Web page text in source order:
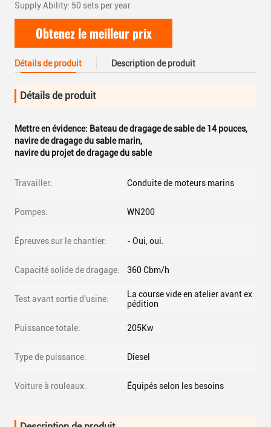
Supply Ability: 50 sets per year
Obtenez le meilleur prix
Détails de produit Description de produit
Détails de produit
Mettre en évidence: Bateau de dragage de sable de 14 pouces,
navire de dragage du sable marin,
navire du projet de dragage du sable
Travailler: Conduite de moteurs marins
Pompes: WN200
Épreuves sur le chantier: - Oui, oui.
Capacité solide de dragage: 360 Cbm/h
Test avant sortie d'usine:
La course vide en atelier avant ex
pédition
Puissance totale: 205Kw
Type de puissance: Diesel
Voiture à rouleaux: Équipés selon les besoins